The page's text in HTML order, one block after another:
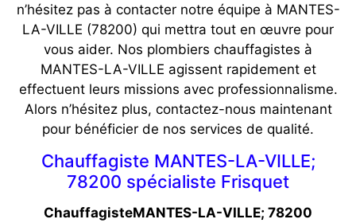
n’hésitez pas à contacter notre équipe à MANTES-
LA-VILLE (78200) qui mettra tout en œuvre pour
vous aider. Nos plombiers chauffagistes à
MANTES-LA-VILLE agissent rapidement et
effectuent leurs missions avec professionnalisme.
Alors n’hésitez plus, contactez-nous maintenant
pour bénéficier de nos services de qualité.
Chauffagiste MANTES-LA-VILLE;
78200 spécialiste Frisquet
ChauffagisteMANTES-LA-VILLE; 78200